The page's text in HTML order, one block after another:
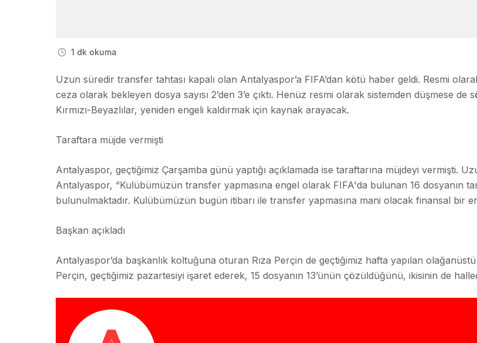
1 dk okuma
Uzun süredir transfer tahtası kapalı olan Antalyaspor’a FIFA’dan kötü haber geldi. Resmi
ceza olarak bekleyen dosya sayısı 2’den 3’e çıktı. Henüz resmi olarak sistemden düşmese
Kırmızı-Beyazlılar, yeniden engeli kaldırmak için kaynak arayacak.
Taraftara müjde vermişti
Antalyaspor, geçtiğimiz Çarşamba günü yaptığı açıklamada ise taraftarına müjdeyi vermişti.
Antalyaspor, “Kulübümüzün transfer yapmasına engel olarak FIFA'da bulunan 16 dosyanın
bulunulmaktadır. Kulübümüzün bugün itibarı ile transfer yapmasına mani olacak finansal bir
Başkan açıkladı
Antalyaspor’da başkanlık koltuğuna oturan Rıza Perçin de geçtiğimiz hafta yapılan
Perçin, geçtiğimiz pazartesiyi işaret ederek, 15 dosyanın 13’ünün çözüldüğünü, ikisinin de